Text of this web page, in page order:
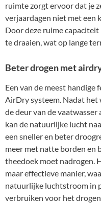
ruimte zorgt ervoor dat je
verjaardagen niet met een
Door deze ruime
te draaien, wat op lange
Beter drogen met
Een van de meest handige
AirDry systeem. Nadat het
de deur van de
kan de natuurlijke lucht
een sneller en beter
meer met natte borden en
theedoek moet nadrogen.
maar effectieve manier,
natuurlijke luchtstroom in
verbruiken voor het